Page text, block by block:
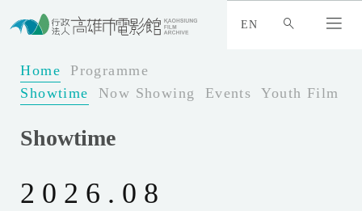
EN
Home
Programme
Showtime
Now Showing Events Youth Film
Showtime
2026.08